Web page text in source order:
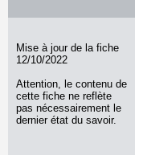
Mise à jour de la fiche
12/10/2022
Attention, le contenu de
cette fiche ne reflète
pas nécessairement le
dernier état du savoir.